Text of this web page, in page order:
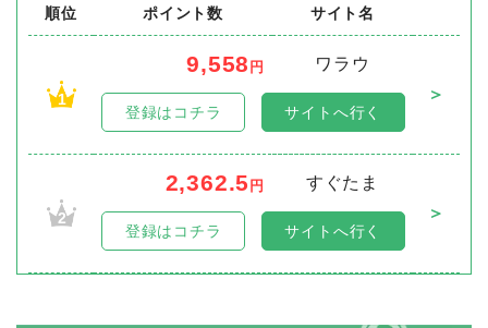
順位 ポイント数 サイト名
1
9,558 円
ワラウ
＞
登録はコチラ サイトへ行く
2
2,362.5 円
すぐたま
＞
登録はコチラ サイトへ行く